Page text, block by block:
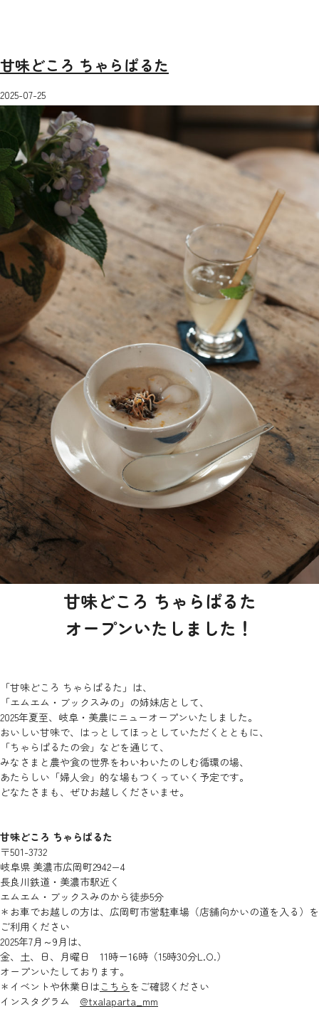
甘味どころ ちゃらぱるた
2025-07-25
甘味どころ ちゃらぱるた
オープンいたしました！
「甘味どころ ちゃらぱるた」は、
「エムエム・ブックスみの」の姉妹店として、
2025年夏至、岐阜・美農にニューオープンいたしました。
おいしい甘味で、はっとしてほっとしていただくとともに、
「ちゃらぱるたの会」などを通じて、
みなさまと農や食の世界をわいわいたのしむ循環の場、
あたらしい「婦人会」的な場もつくっていく予定です。
どなたさまも、ぜひお越しくださいませ。
甘味どころ ちゃらぱるた
〒501-3732
岐阜県 美濃市広岡町2942−4
長良川鉄道・美濃市駅近く
エムエム・ブックスみのから徒歩5分
＊お車でお越しの方は、広岡町市営駐車場（店舗向かいの道を入る）を
ご利用ください
2025年7月～9月は、
金、土、日、月曜日 11時ー16時（15時30分L.O.）
オープンいたしております。
＊イベントや休業日は こちら をご確認ください
インスタグラム @txalaparta_mm